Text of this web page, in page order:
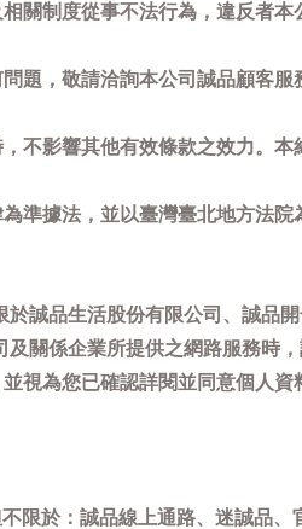
關制度從事不法行為，違反者本
題，敬請洽詢本公司誠品顧客服
不影響其他有效條款之效力。
準據法，並以臺灣臺北地方法院
誠品生活股份有限公司、誠品
關係企業所提供之網路服務時
並視為您已確認詳閱並同意個人
限於：誠品線上通路、迷誠品